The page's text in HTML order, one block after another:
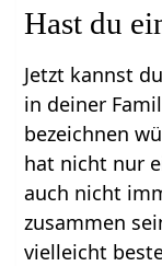
Hast du
Jetzt kannst
in deiner
bezeichnen
hat nicht nur
auch nicht
zusammen
vielleicht